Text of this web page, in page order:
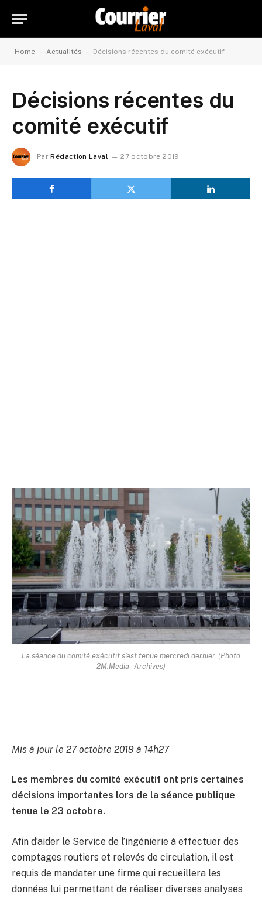
Home - Actualités - Décisions récentes du comité exécutif
Décisions récentes du
comité exécutif
Par Rédaction Laval 27 octobre 2019
La séance du comité exécutif s'est tenue mercredi dernier. (Photo
2M.Media - Archives)
Mis à jour le 27 octobre 2019 à 14h27
Les membres du comité exécutif ont pris certaines
décisions importantes lors de la séance publique
tenue le 23 octobre.
Afin d’aider le Service de l’ingénierie à effectuer des
comptages routiers et relevés de circulation, il est
requis de mandater une firme qui recueillera les
données lui permettant de réaliser diverses analyses